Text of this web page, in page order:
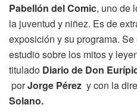
Pabellón del Comic, uno de
la juventud y niñez. Es de
exposición y su programa.
estudio sobre los mitos y
titulado Diario de Don
porJorge Pérez y con la
Solano.